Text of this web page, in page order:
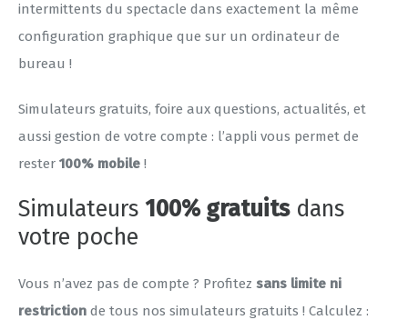
intermittents du spectacle dans exactement la même
configuration graphique que sur un ordinateur de
bureau !
Simulateurs gratuits, foire aux questions, actualités, et
aussi gestion de votre compte : l’appli vous permet de
rester 100% mobile !
Simulateurs 100% gratuitsdans
votre poche
Vous n’avez pas de compte ? Profitez sans limite ni
restriction de tous nos simulateurs gratuits ! Calculez :